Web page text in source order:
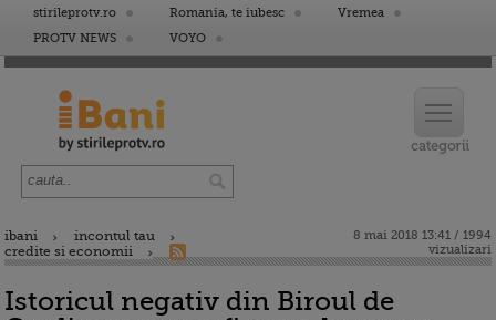
stirileprotv.ro Romania, te iubesc
Vremea
PROTV NEWS
VOYO
ibani
incontul tau
credite si economii
8 mai 2018 13:41 / 1994
vizualizari
Istoricul negativ din Biroul de